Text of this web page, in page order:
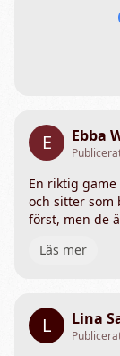
E Ebba
En riktig
och sitter som
först, men de
Läs mer
L Lina